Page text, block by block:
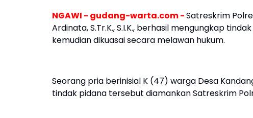
NGAWI - gudang-warta.com -Satreskrim
Ardinata, S.Tr.K., S.I.K., berhasil mengungkap
kemudian dikuasai secara melawan hukum.
Seorang pria berinisial K (47) warga Desa
tindak pidana tersebut diamankan Satreskrim